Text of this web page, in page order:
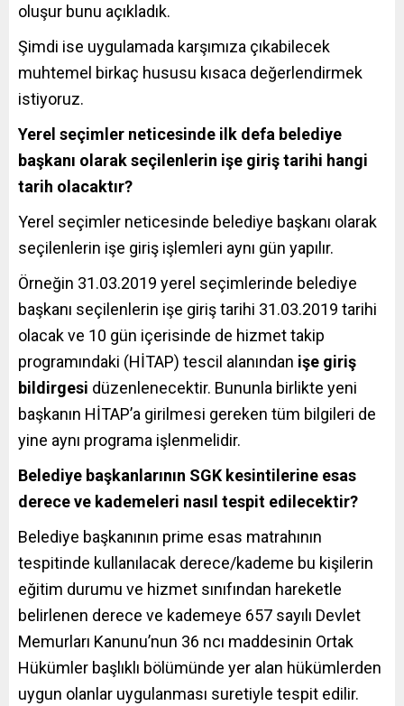
oluşur bunu açıkladık.
Şimdi ise uygulamada karşımıza çıkabilecek
muhtemel birkaç hususu kısaca değerlendirmek
istiyoruz.
Yerel seçimler neticesinde ilk defa belediye
başkanı olarak seçilenlerin işe giriş tarihi hangi
tarih olacaktır?
Yerel seçimler neticesinde belediye başkanı olarak
seçilenlerin işe giriş işlemleri aynı gün yapılır.
Örneğin 31.03.2019 yerel seçimlerinde belediye
başkanı seçilenlerin işe giriş tarihi 31.03.2019 tarihi
olacak ve 10 gün içerisinde de hizmet takip
programındaki (HİTAP) tescil alanından işe giriş
bildirgesi düzenlenecektir. Bununla birlikte yeni
başkanın HİTAP’a girilmesi gereken tüm bilgileri de
yine aynı programa işlenmelidir.
Belediye başkanlarının SGK kesintilerine esas
derece ve kademeleri nasıl tespit edilecektir?
Belediye başkanının prime esas matrahının
tespitinde kullanılacak derece/kademe bu kişilerin
eğitim durumu ve hizmet sınıfından hareketle
belirlenen derece ve kademeye 657 sayılı Devlet
Memurları Kanunu’nun 36 ncı maddesinin Ortak
Hükümler başlıklı bölümünde yer alan hükümlerden
uygun olanlar uygulanması suretiyle tespit edilir.